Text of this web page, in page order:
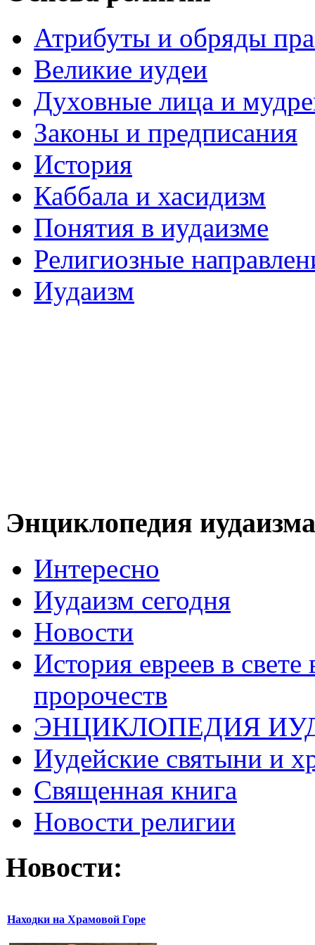
Атрибуты и обряды
Великие иудеи
Духовные лица и
Законы и предписания
История
Каббала и хасидизм
Понятия в иудаизме
Религиозные
Иудаизм
Энциклопедия иудаизма
Интересно
Иудаизм сегодня
Новости
История евреев в
пророчеств
ЭНЦИКЛОПЕДИЯ
Иудейские святыни и
Священная книга
Новости религии
Новости:
Находки на Храмовой Горе